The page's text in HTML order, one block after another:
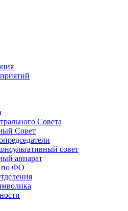
Совета
Совет
совет
аппарат
по ФО